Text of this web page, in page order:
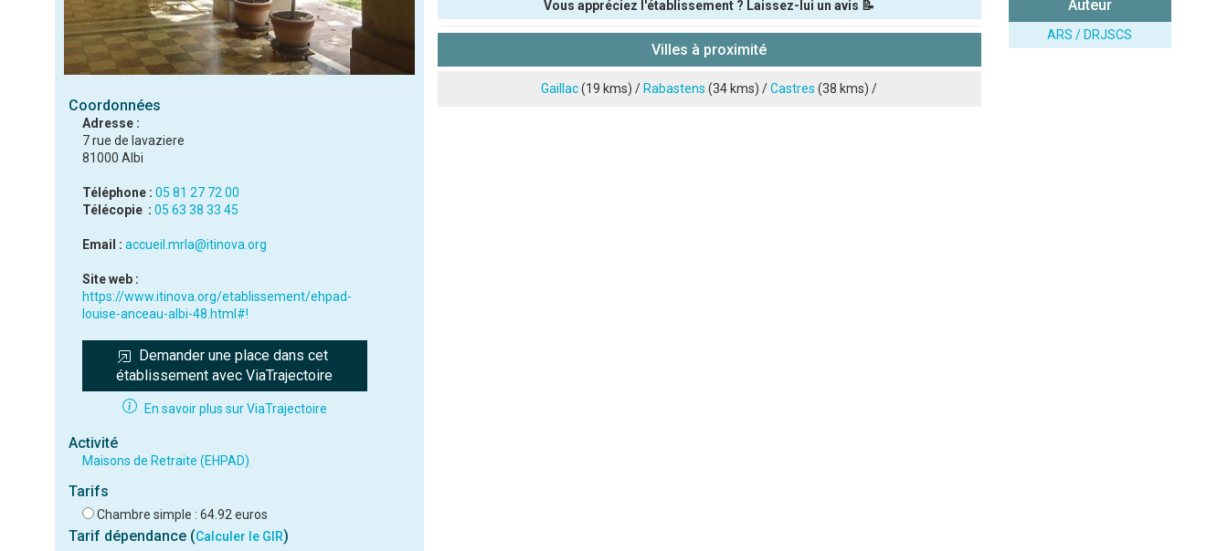
Coordonnées
Adresse :
7 rue de lavaziere
81000 Albi
Téléphone : 05 81 27 72 00
Télécopie : 05 63 38 33 45
Email : accueil.mrla@itinova.org
Site web :
https://www.itinova.org/etablissement/ehpad-
louise-anceau-albi-48.html#!
Demander une place dans cet
établissement avec ViaTrajectoire
En savoir plus sur ViaTrajectoire
Activité
Maisons de Retraite (EHPAD)
Tarifs
Chambre simple : 64.92 euros
Tarif dépendance (Calculer le GIR)
Vous appréciez l'établissement ? Laissez-lui un avis 📝
Note que vous souhaitez attribuer :
Villes à proximité
Gaillac(19 kms) / Rabastens (34 kms) /Castres (38 kms) /
Auteur
ARS / DRJSCS